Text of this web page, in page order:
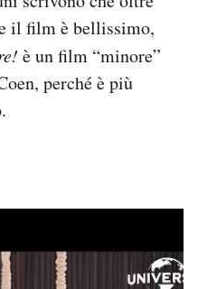
il film è bellissimo,
è un film “minore”
perché è più